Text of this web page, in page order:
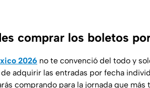
comprar los boletos
2026 no te convenció del todo y
adquirir las entradas por fecha
comprando para la jornada que más